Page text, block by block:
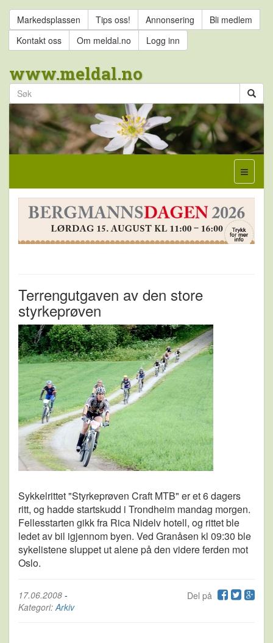
Markedsplassen Tips oss! Annonsering
Bli medlem
Kontakt oss
Om meldal.no Logg inn
www.meldal.no
Terrengutgaven av den store
styrkeprøven
Sykkelrittet "Styrkeprøven Craft MTB" er et 6 dagers
ritt, og hadde startskudd i Trondheim mandag morgen.
Fellesstarten gikk fra Rica Nidelv hotell, og rittet ble
ledet av bil igjennom byen. Ved Granåsen kl 09:30 ble
sykelistene sluppet ut alene på den videre ferden mot
Oslo.
Del på
17.06.2008 -
Kategori: Arkiv